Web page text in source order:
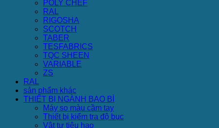
POLY CHEF
RAL
RIGOSHA
SCOTCH
TABER
TESFABRICS
TQC SHEEN
VARIABLE
ZS
RAL
sản phẩm khác
THIẾT BỊ NGÀNH BAO BÌ
Máy so màu cầm tay
Thiết bị kiểm tra độ bục
Vật tư tiêu hao